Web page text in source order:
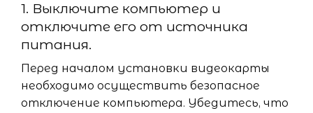
1. Выключите компьютер и
отключите его от источника
питания.
Перед началом установки видеокарты
необходимо осуществить безопасное
отключение компьютера. Убедитесь, что